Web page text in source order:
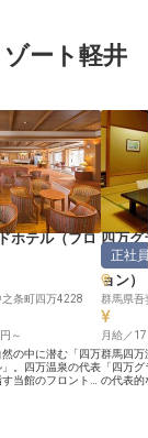
ふんだんに使用した
しをするレストラ
業務は
多いお仕
ート軽井
ホテル（フロ
条町四万4228
～
の中に潜む「四万
。四万温泉の代表
当館のフロントス
四万グ
スキ
ョン）
正社員
群馬県吾
月給／
群馬四万
「四万
の代表的